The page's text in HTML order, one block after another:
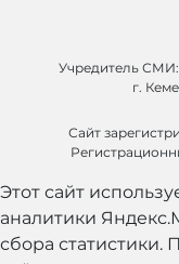
Учредитель
г.
Сайт
Этот сайт
аналитики
сбора статистики.